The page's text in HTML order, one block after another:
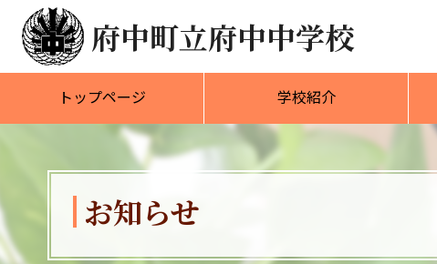
府中町立府中中学校
トップページ 学校紹介
お知らせ